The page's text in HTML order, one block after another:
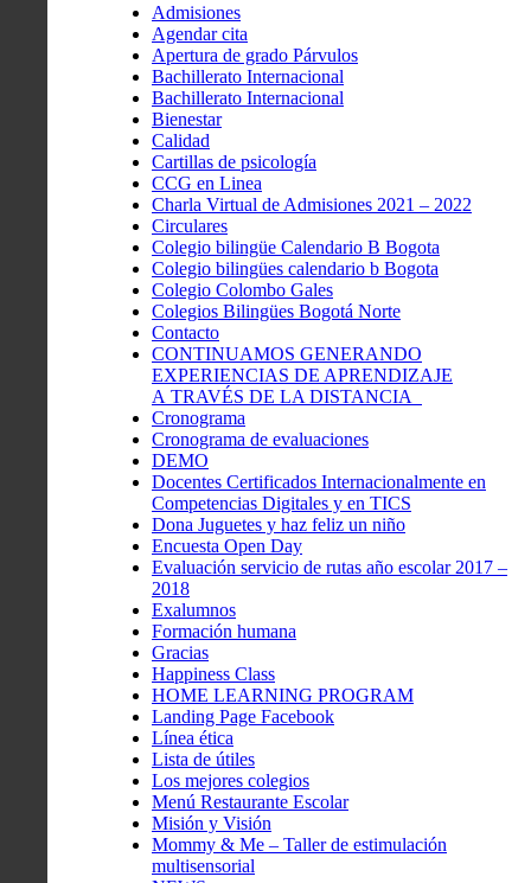
Admisiones
Agendar cita
Apertura de grado Párvulos
Bachillerato Internacional
Bachillerato Internacional
Bienestar
Calidad
Cartillas de psicología
CCG en Linea
Charla Virtual de Admisiones 2021 – 2022
Circulares
Colegio bilingüe Calendario B Bogota
Colegio bilingües calendario b Bogota
Colegio Colombo Gales
Colegios Bilingües Bogotá Norte
Contacto
CONTINUAMOS GENERANDO
EXPERIENCIAS DE APRENDIZAJE
A TRAVÉS DE LA DISTANCIA
Cronograma
Cronograma de evaluaciones
DEMO
Docentes Certificados Internacionalmente en
Competencias Digitales y en TICS
Dona Juguetes y haz feliz un niño
Encuesta Open Day
Evaluación servicio de rutas año escolar 2017 –
2018
Exalumnos
Formación humana
Gracias
Happiness Class
HOME LEARNING PROGRAM
Landing Page Facebook
Línea ética
Lista de útiles
Los mejores colegios
Menú Restaurante Escolar
Misión y Visión
Mommy & Me – Taller de estimulación
multisensorial